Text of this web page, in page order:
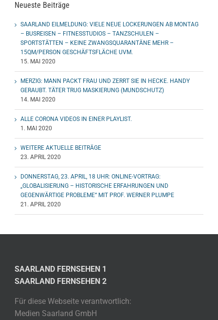
Neueste Beiträge
SAARLAND EILMELDUNG: VIELE NEUE LOCKERUNGEN AB MONTAG
– BUSREISEN – FITNESSTUDIOS – TANZSCHULEN –
SPORTSTÄTTEN – KEINE ZWANGSQUARANTÄNE MEHR –
15QM/PERSON GESCHÄFTSFLÄCHE UVM.
15. MAI 2020
MERZIG: MANN PACKT FRAU UND ZERRT SIE IN HECKE. HANDY
GERAUBT. TÄTER TRUG MASKIERUNG (MUNDSCHUTZ)
14. MAI 2020
ALLE CORONA VIDEOS IN EINER PLAYLIST.
1. MAI 2020
WEITERE AKTUELLE BEITRÄGE
23. APRIL 2020
DONNERSTAG, 23. APRIL, 18 UHR: ONLINE-VORTRAG:
„GLOBALISIERUNG – HISTORISCHE ERFAHRUNGEN UND
GEGENWÄRTIGE PROBLEME“ MIT PROF. WERNER PLUMPE
21. APRIL 2020
SAARLAND FERNSEHEN 1
SAARLAND FERNSEHEN 2
Für diese Webseite verantwortlich:
Medien Saarland GmbH